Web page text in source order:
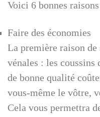
Voici 6 bonnes
Faire des économies
La première raison de
vénales : les coussins
de bonne qualité
vous-même le vôtre,
Cela vous permettra